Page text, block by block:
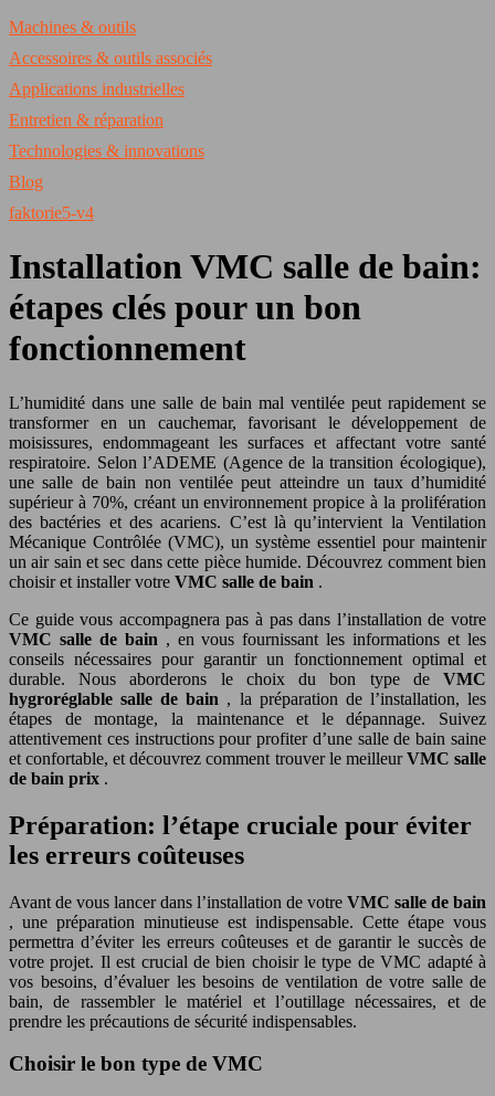
Machines & outils
Accessoires & outils associés
Applications industrielles
Entretien & réparation
Technologies & innovations
Blog
faktorie5-v4
Installation VMC salle de bain:
étapes clés pour un bon
fonctionnement
L’humidité dans une salle de bain mal ventilée peut rapidement se
transformer en un cauchemar, favorisant le développement de
moisissures, endommageant les surfaces et affectant votre santé
respiratoire. Selon l’ADEME (Agence de la transition écologique),
une salle de bain non ventilée peut atteindre un taux d’humidité
supérieur à 70%, créant un environnement propice à la prolifération
des bactéries et des acariens. C’est là qu’intervient la Ventilation
Mécanique Contrôlée (VMC), un système essentiel pour maintenir
un air sain et sec dans cette pièce humide. Découvrez comment bien
choisir et installer votre VMC salle de bain .
Ce guide vous accompagnera pas à pas dans l’installation de votre
VMC salle de bain , en vous fournissant les informations et les
conseils nécessaires pour garantir un fonctionnement optimal et
durable. Nous aborderons le choix du bon type de VMC
hygroréglable salle de bain , la préparation de l’installation, les
étapes de montage, la maintenance et le dépannage. Suivez
attentivement ces instructions pour profiter d’une salle de bain saine
et confortable, et découvrez comment trouver le meilleurVMC salle
de bain prix .
Préparation: l’étape cruciale pour éviter
les erreurs coûteuses
Avant de vous lancer dans l’installation de votre VMC salle de bain
, une préparation minutieuse est indispensable. Cette étape vous
permettra d’éviter les erreurs coûteuses et de garantir le succès de
votre projet. Il est crucial de bien choisir le type de VMC adapté à
vos besoins, d’évaluer les besoins de ventilation de votre salle de
bain, de rassembler le matériel et l’outillage nécessaires, et de
prendre les précautions de sécurité indispensables.
Choisir le bon type de VMC